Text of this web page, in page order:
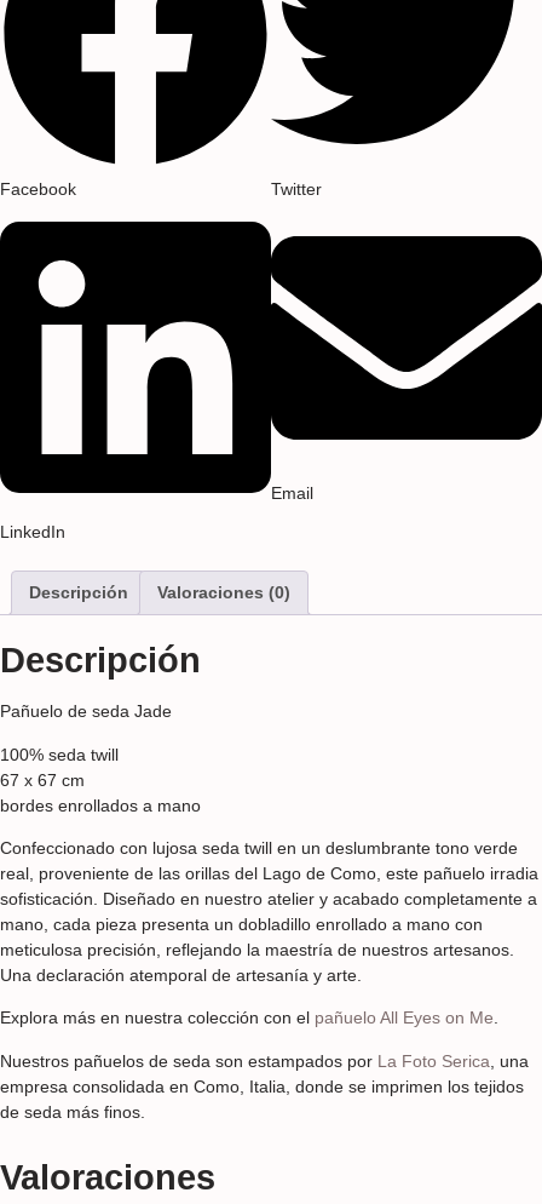
Facebook Twitter
LinkedIn
Email
Descripción Valoraciones (0)
Descripción
Pañuelo de seda Jade
100% seda twill
67 x 67 cm
bordes enrollados a mano
Confeccionado con lujosa seda twill en un deslumbrante tono verde
real, proveniente de las orillas del Lago de Como, este pañuelo irradia
sofisticación. Diseñado en nuestro atelier y acabado completamente a
mano, cada pieza presenta un dobladillo enrollado a mano con
meticulosa precisión, reflejando la maestría de nuestros artesanos.
Una declaración atemporal de artesanía y arte.
Explora más en nuestra colección con el pañuelo All Eyes on Me.
Nuestros pañuelos de seda son estampados por La Foto Serica , una
empresa consolidada en Como, Italia, donde se imprimen los tejidos
de seda más finos.
Valoraciones